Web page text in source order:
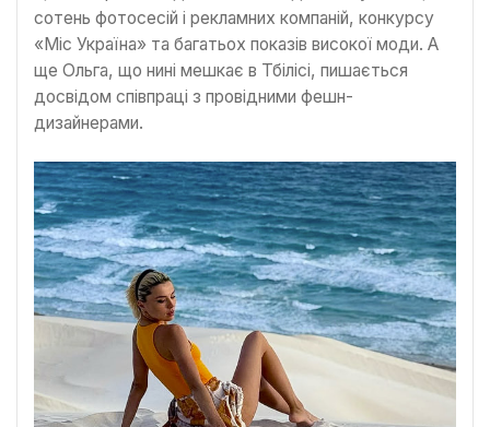
сотень фотосесій і рекламних компаній, конкурсу
«Міс Україна» та багатьох показів високої моди. А
ще Ольга, що нині мешкає в Тбілісі, пишається
досвідом співпраці з провідними фешн-
дизайнерами.